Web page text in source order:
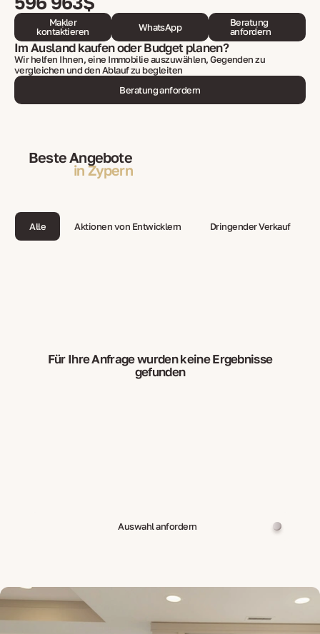
Makler
kontaktieren
WhatsApp
Beratung
anfordern
Im Ausland kaufen oder Budget planen?
Wir helfen Ihnen, eine Immobilie auszuwählen, Gegenden zu
vergleichen und den Ablauf zu begleiten
Beratung anfordern
Beste Angebote
in Zypern
Alle Aktionen von Entwicklern Dringender Verkauf
Für Ihre Anfrage wurden keine Ergebnisse
gefunden
Auswahl anfordern